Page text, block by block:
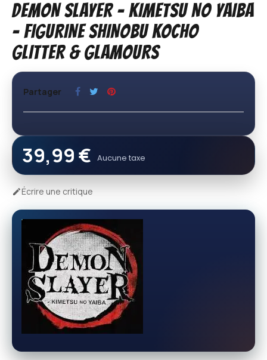
DEMON SLAYER - KIMETSU NO YAIBA
- FIGURINE SHINOBU KOCHO
GLITTER & GLAMOURS
Partager
39,99 € Aucune taxe
Écrire une critique